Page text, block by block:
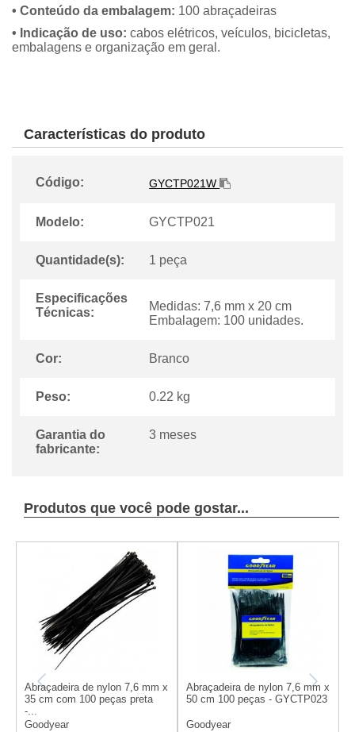
• Conteúdo da embalagem: 100 abraçadeiras
• Indicação de uso: cabos elétricos, veículos, bicicletas,
embalagens e organização em geral.
Características do produto
Código: GYCTP021W
Modelo: GYCTP021
Quantidade(s): 1 peça
Especificações
Técnicas:
Medidas: 7,6 mm x 20 cm
Embalagem: 100 unidades.
Cor: Branco
Peso: 0.22 kg
Garantia do
fabricante:
3 meses
Produtos que você pode gostar...
Abraçadeira de nylon 7,6 mm x
35 cm com 100 peças preta
-...
Goodyear
Abraçadeira de nylon 7,6 mm x
50 cm 100 peças - GYCTP023
Goodyear